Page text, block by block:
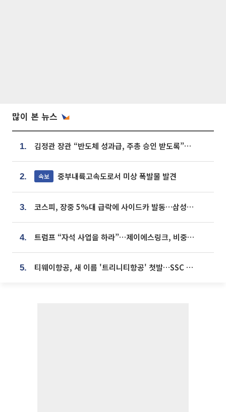
많이 본 뉴스
1. 김정관 장관 “반도체 성과급, 주총 승인 받도록”…상법·자본시장법 개정 시사
2. 속보 중부내륙고속도로서 미상 폭발물 발견
3. 코스피, 장중 5%대 급락에 사이드카 발동…삼성·SK 동반 폭락
4. 트럼프 “자석 사업을 하라”…제이에스링크, 비중국 영구자석 공급망 구축 속도
5. 티웨이항공, 새 이름 '트리니티항공' 첫발…SSC 전략 본격화